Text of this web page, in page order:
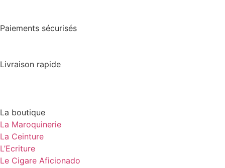
Paiements sécurisés
Livraison rapide
La boutique
La Maroquinerie
La Ceinture
L’Ecriture
Le Cigare Aficionado